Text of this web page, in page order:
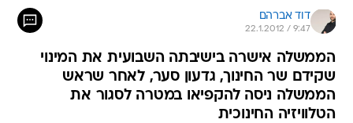
דוד אברהם
22.1.2012 / 9:47
הממשלה אישרה בישיבתה השבועית את המינוי
שקידם שר החינוך, גדעון סער, לאחר שראש
הממשלה ניסה להקפיאו במטרה לסגור את
הטלוויזיה החינוכית